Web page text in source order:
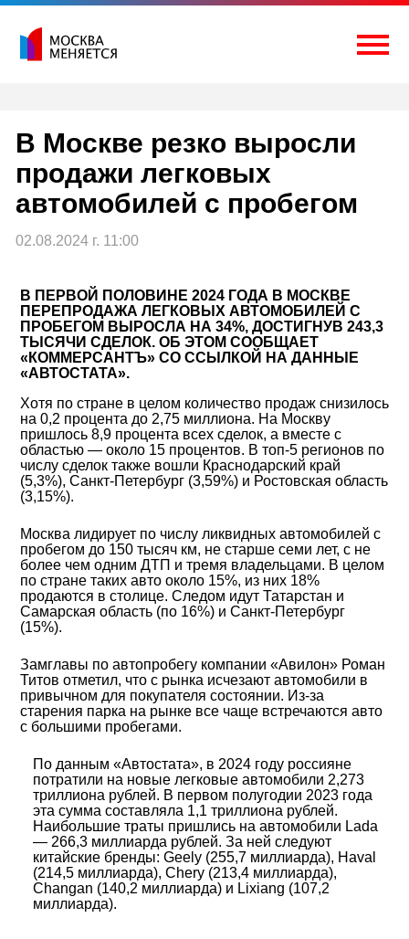
Перейти
содержимому
В Москве резко выросли
продажи легковых
автомобилей с пробегом
02.08.2024 г. 11:00
В ПЕРВОЙ ПОЛОВИНЕ 2024 ГОДА В МОСКВЕ
ПЕРЕПРОДАЖА ЛЕГКОВЫХ АВТОМОБИЛЕЙ С
ПРОБЕГОМ ВЫРОСЛА НА 34%, ДОСТИГНУВ 243,3
ТЫСЯЧИ СДЕЛОК. ОБ ЭТОМ СООБЩАЕТ
« КОММЕРСАНТЪ» СО ССЫЛКОЙ НА ДАННЫЕ
«АВТОСТАТА».
Хотя по стране в целом количество продаж снизилось
на 0,2 процента до 2,75 миллиона. На Москву
пришлось 8,9 процента всех сделок, а вместе с
областью — около 15 процентов. В топ-5 регионов по
числу сделок также вошли Краснодарский край
(5,3%), Санкт-Петербург (3,59%) и Ростовская область
(3,15%).
Москва лидирует по числу ликвидных автомобилей с
пробегом до 150 тысяч км, не старше семи лет, с не
более чем одним ДТП и тремя владельцами. В целом
по стране таких авто около 15%, из них 18%
продаются в столице. Следом идут Татарстан и
Самарская область (по 16%) и Санкт-Петербург
(15%).
Замглавы по автопробегу компании «Авилон» Роман
Титов отметил, что с рынка исчезают автомобили в
привычном для покупателя состоянии. Из-за
старения парка на рынке все чаще встречаются авто
с большими пробегами.
По данным «Автостата», в 2024 году россияне
потратили на новые легковые автомобили 2,273
триллиона рублей. В первом полугодии 2023 года
эта сумма составляла 1,1 триллиона рублей.
Наибольшие траты пришлись на автомобили Lada
— 266,3 миллиарда рублей. За ней следуют
китайские бренды: Geely (255,7 миллиарда), Haval
(214,5 миллиарда), Chery (213,4 миллиарда),
Changan (140,2 миллиарда) и Lixiang (107,2
миллиарда).